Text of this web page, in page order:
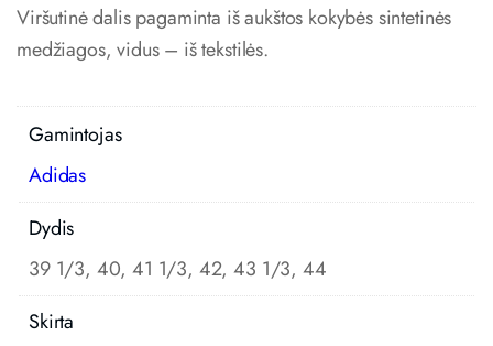
Viršutinė dalis pagaminta iš aukštos kokybės sintetinės
medžiagos, vidus – iš tekstilės.
Gamintojas
Adidas
Dydis
39 1/3, 40, 41 1/3, 42, 43 1/3, 44
Skirta